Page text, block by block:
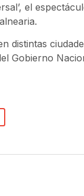
el
distintas
Gobierno